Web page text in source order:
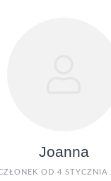
Joanna
OD 4 STYCZNIA